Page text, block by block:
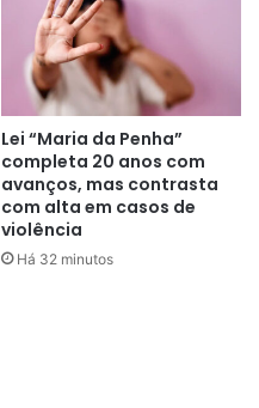
Lei “Maria da Penha”
completa 20 anos com
avanços, mas contrasta
com alta em casos de
violência
Há 32 minutos